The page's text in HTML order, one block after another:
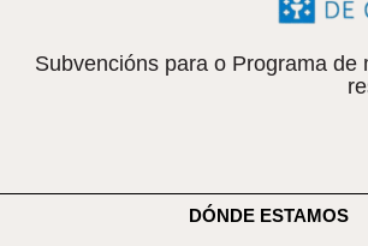
Subvencións para o Programa
DÓNDE ESTAMOS